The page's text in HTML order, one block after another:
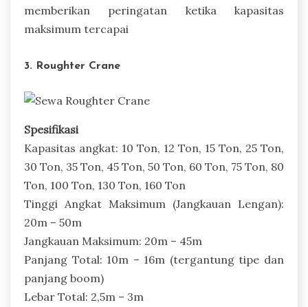
memberikan peringatan ketika kapasitas
maksimum tercapai
3. Roughter Crane
Spesifikasi
Kapasitas angkat: 10 Ton, 12 Ton, 15 Ton, 25 Ton,
30 Ton, 35 Ton, 45 Ton, 50 Ton, 60 Ton, 75 Ton, 80
Ton, 100 Ton, 130 Ton, 160 Ton
Tinggi Angkat Maksimum (Jangkauan Lengan):
20m – 50m
Jangkauan Maksimum: 20m – 45m
Panjang Total: 10m – 16m (tergantung tipe dan
panjang boom)
Lebar Total: 2,5m – 3m